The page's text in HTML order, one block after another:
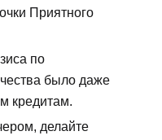
Приятного
по
было даже
кредитам.
делайте